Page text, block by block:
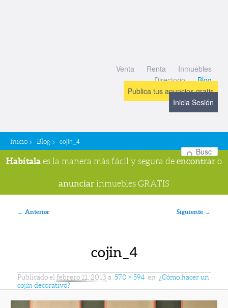
Venta Renta
Inmuebles
Directorio
Blog
Publica tus anuncios gratis
Inicia Sesión
Inicio > Blog > cojin_4
Habítala es la manera más fácil y segura de encontrar o
anunciar inmuebles GRATIS
Navegador de imágenes
← Anterior Siguiente →
cojin_4
Publicado el febrero 11, 2013 a 570 × 594 en ¿Cómo hacer un
cojín decorativo?